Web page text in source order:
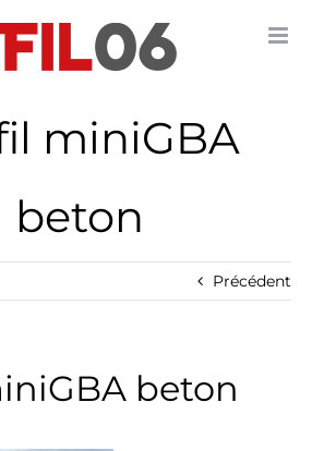
miniGBA
beton
Précédent
beton